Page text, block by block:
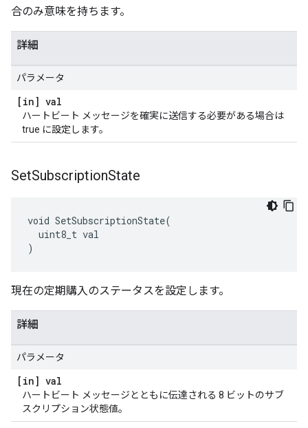
合のみ意味を持ちます。
詳細
パラメータ
[in] val
ハートビート メッセージを確実に送信する必要がある場合は
true に設定します。
SetSubscriptionState
void SetSubscriptionState(
  uint8_t val
)
現在の定期購入のステータスを設定します。
詳細
パラメータ
[in] val
ハートビート メッセージとともに伝達される 8 ビットのサブ
スクリプション状態値。